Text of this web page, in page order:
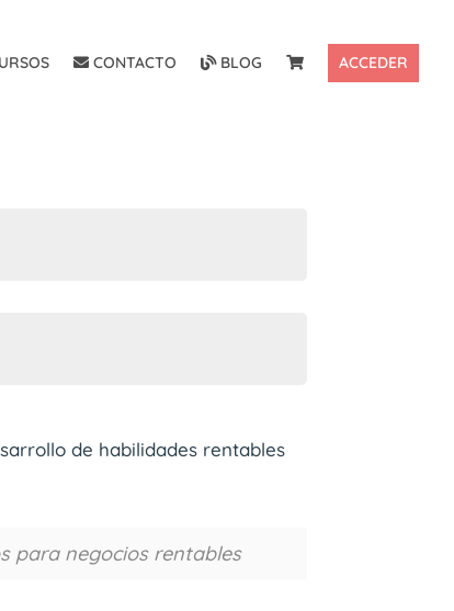
CONTACTO BLOG ACCEDER
de habilidades rentables
para negocios rentables